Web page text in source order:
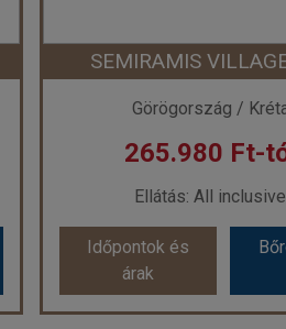
már 256.149
Időpontok és
árak
SEMIRAMIS
Görögország /
265.980 Ft-
Ellátás: All inclusive
Időpontok és
árak